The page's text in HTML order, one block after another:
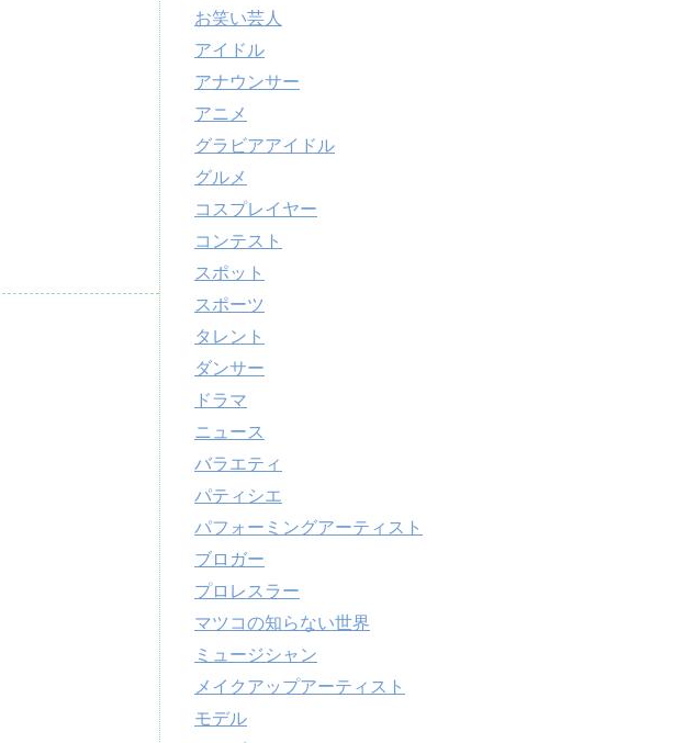
お笑い芸人
アイドル
アナウンサー
アニメ
グラビアアイドル
グルメ
コスプレイヤー
コンテスト
スポット
スポーツ
タレント
ダンサー
ドラマ
ニュース
バラエティ
パティシエ
パフォーミングアーティスト
ブロガー
プロレスラー
マツコの知らない世界
ミュージシャン
メイクアップアーティスト
モデル